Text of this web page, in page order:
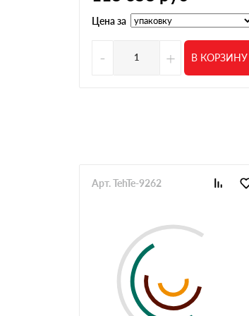
Денис подсказал по
нормальные
Всегда делаю заказ тут по
Алексей
Иван
Беру черепицу, нужный цвет
претензий нет
Павел
Заказываем уже много лет
Цена за
- + В КОРЗИНУ
Арт. TehTe-9262